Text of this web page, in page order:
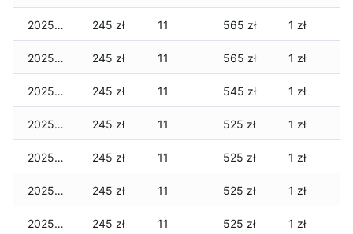
2025-04-02 245 zł 11 565 zł 1 zł
2025-04-01 245 zł 11 565 zł 1 zł
2025-03-31 245 zł 11 545 zł 1 zł
2025-03-30 245 zł 11 525 zł 1 zł
2025-03-29 245 zł 11 525 zł 1 zł
2025-03-28 245 zł 11 525 zł 1 zł
2025-03-27 245 zł 11 525 zł 1 zł